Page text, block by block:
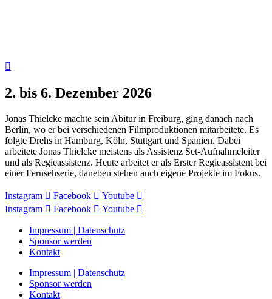
2. bis 6. Dezember 2026
Jonas Thielcke machte sein Abitur in Freiburg, ging danach nach
Berlin, wo er bei verschiedenen Filmproduktionen mitarbeitete. Es
folgte Drehs in Hamburg, Köln, Stuttgart und Spanien. Dabei
arbeitete Jonas Thielcke meistens als Assistenz Set-Aufnahmeleiter
und als Regieassistenz. Heute arbeitet er als Erster Regieassistent bei
einer Fernsehserie, daneben stehen auch eigene Projekte im Fokus.
Instagram Facebook
Youtube
Instagram
Facebook Youtube
Impressum | Datenschutz
Sponsor werden
Kontakt
Impressum | Datenschutz
Sponsor werden
Kontakt